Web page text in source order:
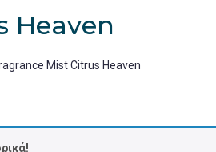
Heaven
Mist Citrus Heaven